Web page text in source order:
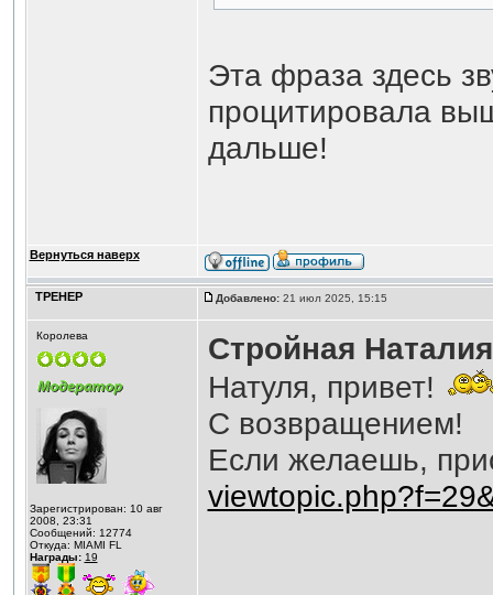
Эта фраза здесь
процитировала
дальше!
Вернуться наверх
ТРЕНЕР Добавлено:21 июл 2025, 15:15
Королева
Зарегистрирован: 10 авг
2008, 23:31
Сообщений: 12774
Откуда: MIAMI FL
Награды: 19
Стройная Наталия
Натуля, привет!
С возвращением!
Если желаешь,